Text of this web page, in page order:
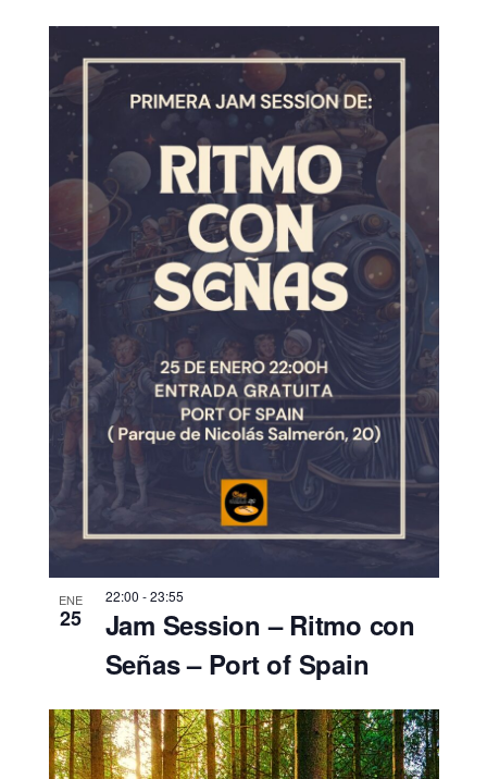
ENE
25
22:00 -23:55
Jam Session – Ritmo con
Señas – Port of Spain